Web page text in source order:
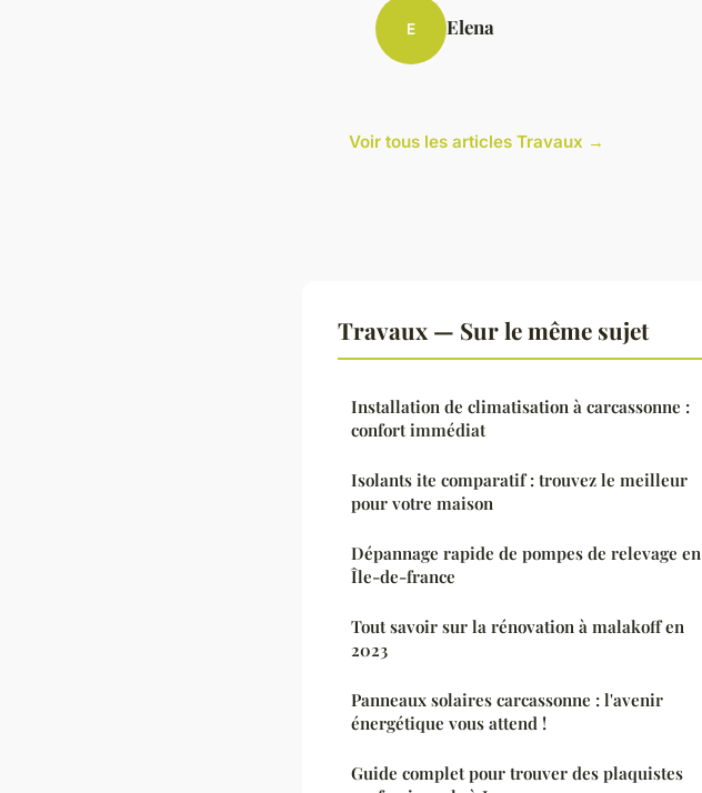
E Elena
Voir tous les articles Travaux →
Travaux — Sur le même sujet
Installation de climatisation à carcassonne :
confort immédiat
Isolants ite comparatif : trouvez le meilleur
pour votre maison
Dépannage rapide de pompes de relevage en
Île-de-france
Tout savoir sur la rénovation à malakoff en
2023
Panneaux solaires carcassonne : l'avenir
énergétique vous attend !
Guide complet pour trouver des plaquistes